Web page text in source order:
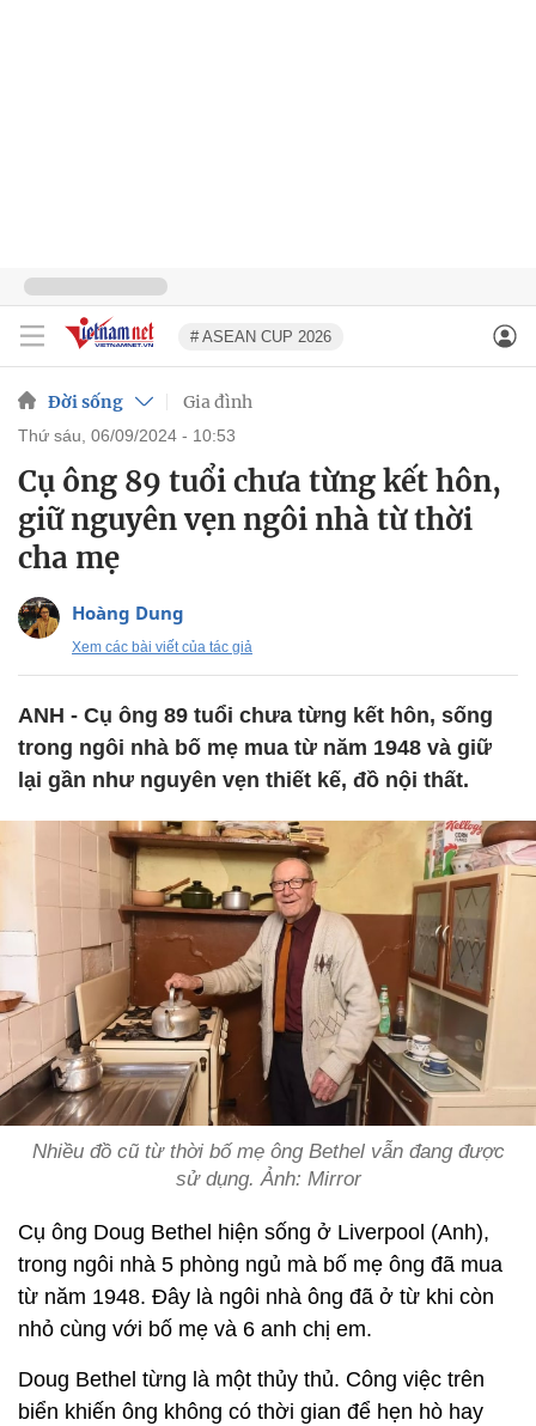
# ASEAN CUP 2026
Đời sống Gia đình
thứ sáu, 06/09/2024 - 10:53
Cụ ông 89 tuổi chưa từng kết hôn,
giữ nguyên vẹn ngôi nhà từ thời
cha mẹ
Hoàng Dung
Xem các bài viết của tác giả
ANH - Cụ ông 89 tuổi chưa từng kết hôn, sống
trong ngôi nhà bố mẹ mua từ năm 1948 và giữ
lại gần như nguyên vẹn thiết kế, đồ nội thất.
Nhiều đồ cũ từ thời bố mẹ ông Bethel vẫn đang được
sử dụng. Ảnh: Mirror
Cụ ông Doug Bethel hiện sống ở Liverpool (Anh),
trong ngôi nhà 5 phòng ngủ mà bố mẹ ông đã mua
từ năm 1948. Đây là ngôi nhà ông đã ở từ khi còn
nhỏ cùng với bố mẹ và 6 anh chị em.
Doug Bethel từng là một thủy thủ. Công việc trên
biển khiến ông không có thời gian để hẹn hò hay